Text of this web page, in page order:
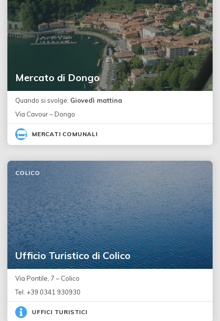
Mercato di Dongo
Quando si svolge: Giovedì mattina
Via Cavour – Dongo
MERCATI COMUNALI
Ufficio Turistico di Colico
COLICO
Via Pontile, 7 – Colico
Tel. +39 0341 930930
UFFICI TURISTICI